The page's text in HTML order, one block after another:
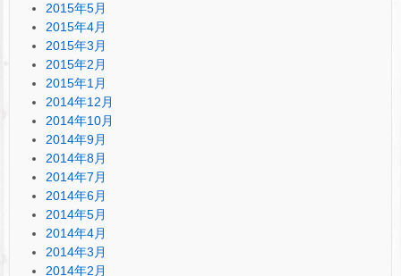
2015年5月
2015年4月
2015年3月
2015年2月
2015年1月
2014年12月
2014年10月
2014年9月
2014年8月
2014年7月
2014年6月
2014年5月
2014年4月
2014年3月
2014年2月